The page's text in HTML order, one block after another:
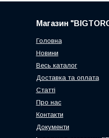
Магазин
Головна
Новини
Весь каталог
Доставка та оплата
Статті
Про нас
Контакти
Документи